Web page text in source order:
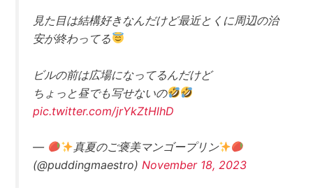
見た目は結構好きなんだけど最近とくに周辺の治
安が終わってる
ビルの前は広場になってるんだけど
ちょっと昼でも写せないの
pic.twitter.com/jrYkZtHlhD
—
真夏のご褒美マンゴープリン
(@puddingmaestro)November 18, 2023